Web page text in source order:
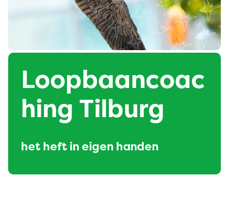
Loopbaancoac
hing Tilburg
het heft in eigen handen